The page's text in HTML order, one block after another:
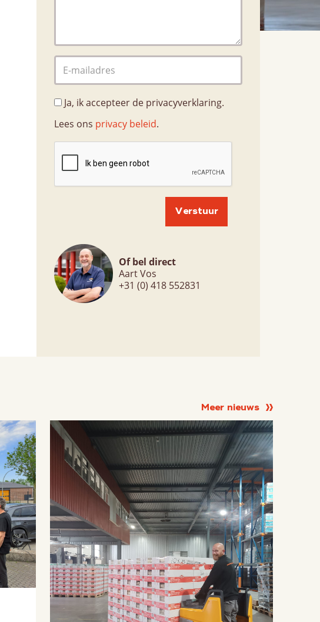
Contactpersonen
Ja, ik accepteer de privacyverklaring.
Lees ons privacy beleid.
Of bel direct
Aart Vos
+31 (0) 418 552831
Meer nieuws